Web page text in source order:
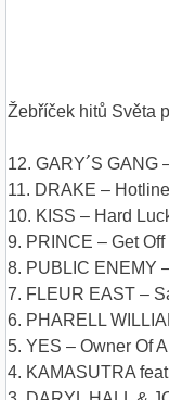
Žebříček hitů Světa
12. GARY´S GANG
11. DRAKE –
10. KISS – Hard
9. PRINCE – Get Off
8. PUBLIC ENEMY
7. FLEUR EAST –
6. PHARELL
5. YES – Owner Of
4. KAMASUTRA